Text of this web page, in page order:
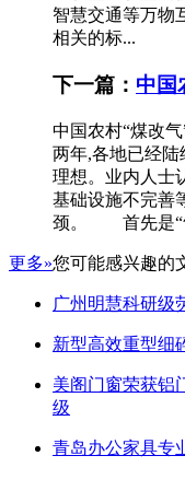
智慧交通等万物
相关的标...
下一篇： 中国
中国农村“煤改
两年,各地已经陆
理想。业内人士
基础设施不完善
颈。 首先是“
更多»您可能感兴趣的
广州明慧科研级
新型高效重型细
美阁门窗荣获铝
级
青岛办公家具专